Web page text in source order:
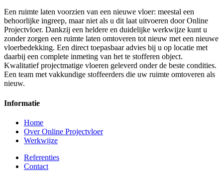
Een ruimte laten voorzien van een nieuwe vloer: meestal een
behoorlijke ingreep, maar niet als u dit laat uitvoeren door Online
Projectvloer. Dankzij een heldere en duidelijke werkwijze kunt u
zonder zorgen een ruimte laten omtoveren tot nieuw met een nieuwe
vloerbedekking. Een direct toepasbaar advies bij u op locatie met
daarbij een complete inmeting van het te stofferen object.
Kwalitatief projectmatige vloeren geleverd onder de beste condities.
Een team met vakkundige stoffeerders die uw ruimte omtoveren als
nieuw.
Informatie
Home
Over Online Projectvloer
Werkwijze
Referenties
Contact